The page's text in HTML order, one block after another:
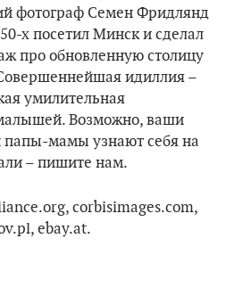
фотограф Семен Фридлянд
х посетил Минск и сделал
про обновленную столицу
идиллия –
умилительная
Возможно, ваши
мамы узнают себя на
– пишите нам.
corbisimages.com,
ebay.at.